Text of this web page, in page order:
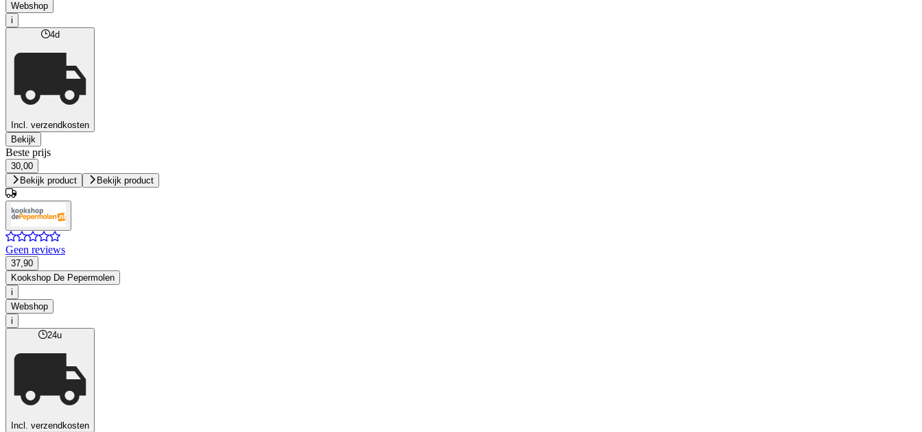
Webshop
i
4d
Incl. verzendkosten
Bekijk
Beste prijs
30,00
Bekijk product
Bekijk product
Geen reviews
37,90
Kookshop De Pepermolen
i
Webshop
i
24u
Incl. verzendkosten